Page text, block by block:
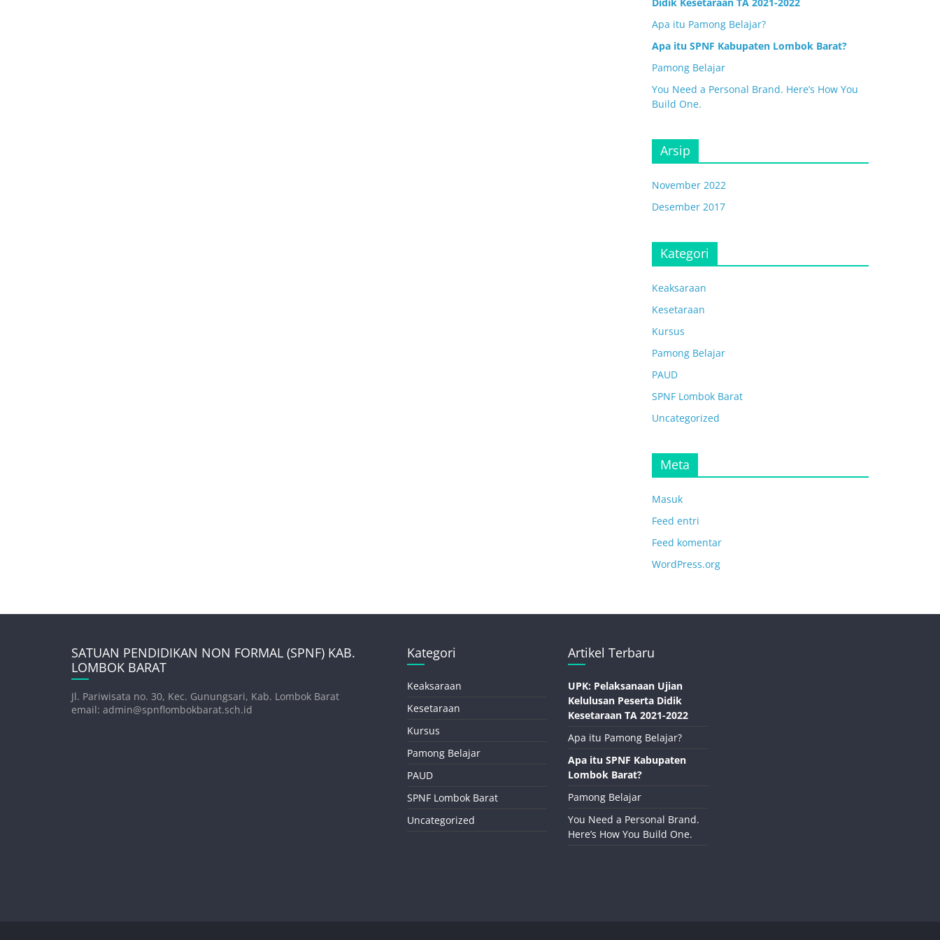
Apa itu Pamong Belajar?
Apa itu SPNF Kabupaten Lombok Barat?
Pamong Belajar
You Need a Personal Brand. Here’s How You
Build One.
Arsip
November 2022
Desember 2017
Kategori
Keaksaraan
Kesetaraan
Kursus
Pamong Belajar
PAUD
SPNF Lombok Barat
Uncategorized
Meta
Masuk
Feed entri
Feed komentar
WordPress.org
SATUAN PENDIDIKAN NON FORMAL (SPNF) KAB.
LOMBOK BARAT
Jl. Pariwisata no. 30, Kec. Gunungsari, Kab. Lombok Barat
email: admin@spnflombokbarat.sch.id
Kategori
Keaksaraan
Kesetaraan
Kursus
Pamong Belajar
PAUD
SPNF Lombok Barat
Uncategorized
Artikel Terbaru
UPK: Pelaksanaan Ujian
Kelulusan Peserta Didik
Kesetaraan TA 2021-2022
Apa itu Pamong Belajar?
Apa itu SPNF Kabupaten
Lombok Barat?
Pamong Belajar
You Need a Personal Brand.
Here’s How You Build One.